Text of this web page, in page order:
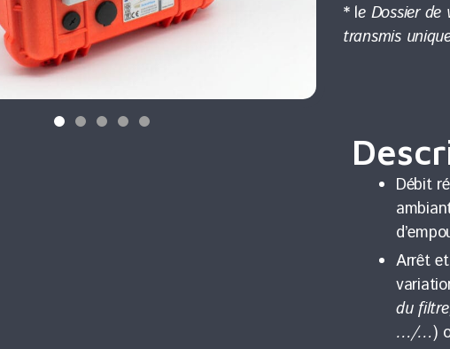
* le Dossier de
transmis
Débit
Arrêt
du
…/…)